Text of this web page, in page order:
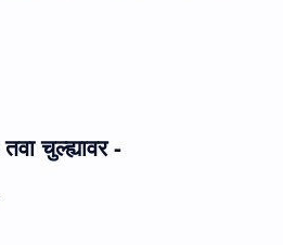
चुल्ह्यावर -